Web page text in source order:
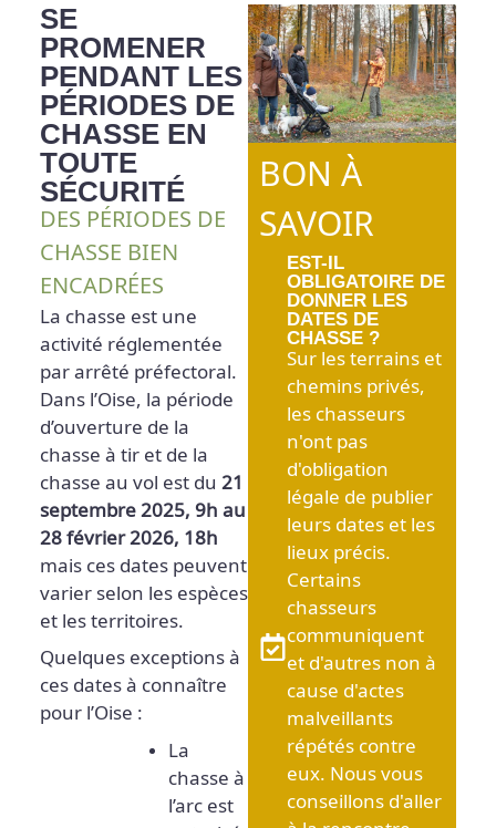
SE
PROMENER
PENDANT LES
PÉRIODES DE
CHASSE EN
TOUTE
SÉCURITÉ
DES PÉRIODES DE
CHASSE BIEN
ENCADRÉES
La chasse est une
activité réglementée
par arrêté préfectoral.
Dans l’Oise, la période
d’ouverture de la
chasse à tir et de la
chasse au vol est du 21
septembre 2025, 9h au
28 février 2026, 18h
mais ces dates peuvent
varier selon les espèces
et les territoires.
Quelques exceptions à
ces dates à connaître
pour l’Oise :
La
chasse à
l’arc est
BON À
SAVOIR
EST-IL
OBLIGATOIRE DE
DONNER LES
DATES DE
CHASSE ?
Sur les terrains et
chemins privés,
les chasseurs
n'ont pas
d'obligation
légale de publier
leurs dates et les
lieux précis.
Certains
chasseurs
communiquent
et d'autres non à
cause d'actes
malveillants
répétés contre
eux. Nous vous
conseillons d'aller